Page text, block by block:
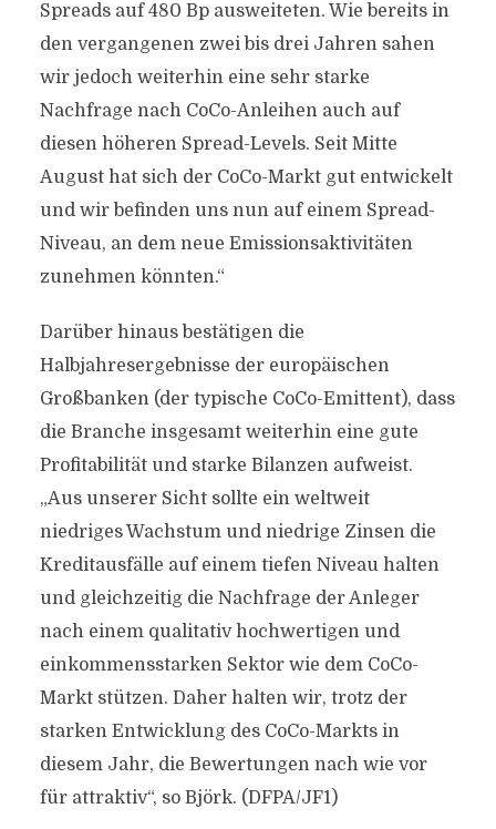
Spreads auf 480 Bp ausweiteten. Wie bereits in
den vergangenen zwei bis drei Jahren sahen
wir jedoch weiterhin eine sehr starke
Nachfrage nach CoCo-Anleihen auch auf
diesen höheren Spread-Levels. Seit Mitte
August hat sich der CoCo-Markt gut entwickelt
und wir befinden uns nun auf einem Spread-
Niveau, an dem neue Emissionsaktivitäten
zunehmen könnten.“
Darüber hinaus bestätigen die
Halbjahresergebnisse der europäischen
Großbanken (der typische CoCo-Emittent), dass
die Branche insgesamt weiterhin eine gute
Profitabilität und starke Bilanzen aufweist.
„Aus unserer Sicht sollte ein weltweit
niedriges Wachstum und niedrige Zinsen die
Kreditausfälle auf einem tiefen Niveau halten
und gleichzeitig die Nachfrage der Anleger
nach einem qualitativ hochwertigen und
einkommensstarken Sektor wie dem CoCo-
Markt stützen. Daher halten wir, trotz der
starken Entwicklung des CoCo-Markts in
diesem Jahr, die Bewertungen nach wie vor
für attraktiv“, so Björk. (DFPA/JF1)